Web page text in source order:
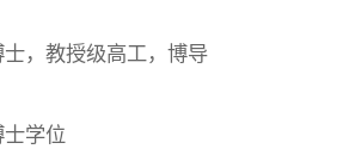
，教授级高工，博导
学位